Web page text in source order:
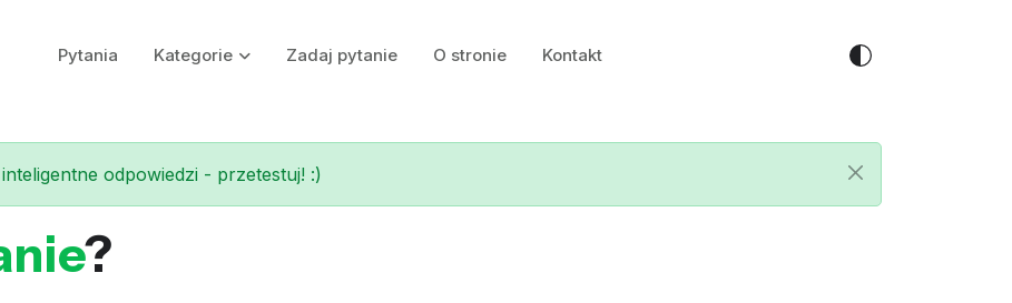
Pytania Kategorie Zadaj pytanie O stronie Kontakt
odpowiedzi - przetestuj! :)
?